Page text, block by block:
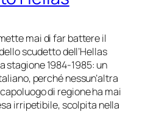
mai di far battere il
scudetto dell’Hellas
stagione 1984-1985: un
perché nessun’altra
di regione ha mai
irripetibile, scolpita nella